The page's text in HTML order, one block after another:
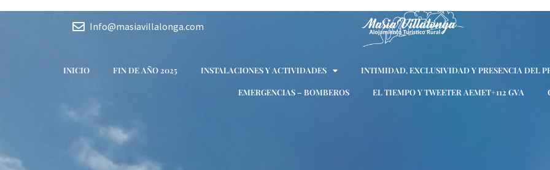
Ir
Info@masiavillalonga.com
INICIO FIN DE AÑO 2025 INSTALACIONES Y ACTIVIDADES INTIMIDAD, EXCLUSIVIDAD Y PRESENCIA DEL
EMERGENCIAS – BOMBEROS EL TIEMPO Y TWEETER AEMET+112 GVA